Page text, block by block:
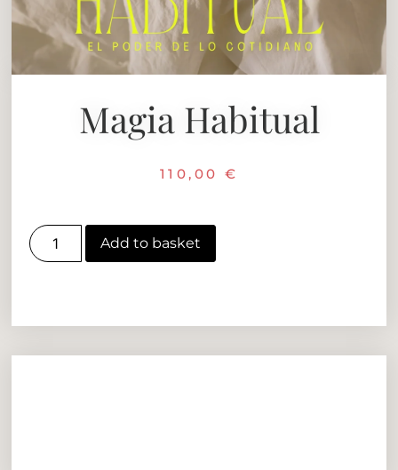
Magia Habitual
110,00 €
Add to basket